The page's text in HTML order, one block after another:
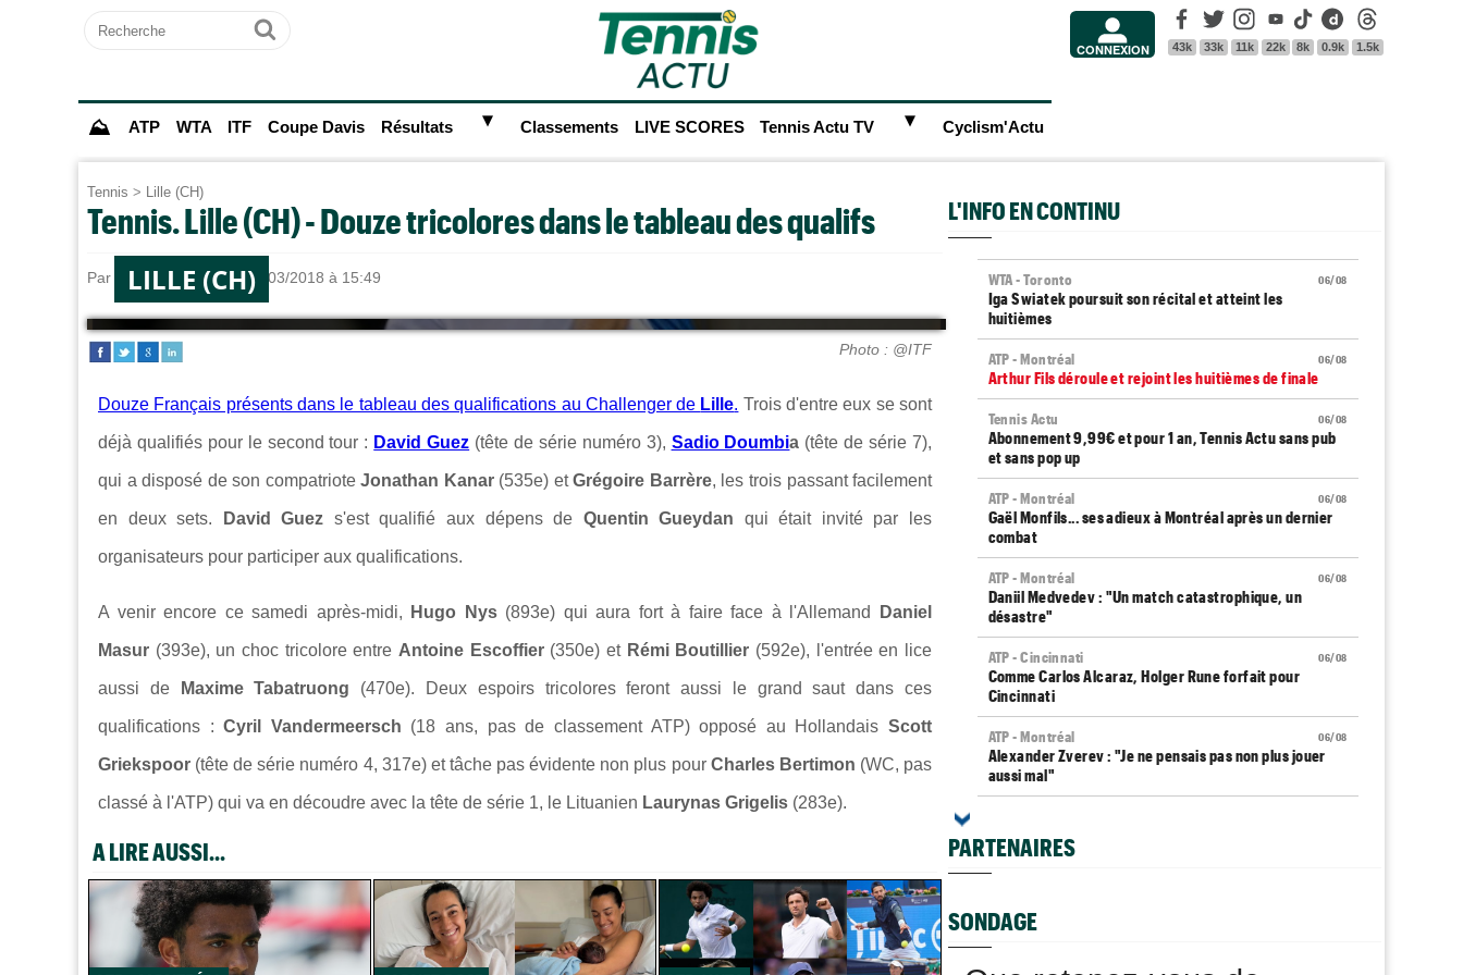
Recherche
Ok CONNEXION
Facebook
43k
Twitter
33k
Instagram
11k
Youtube
22k
Tik Tok
8k
Dailymotion
0.9k 1.5k
⛰ ATP WTA ITF Coupe Davis Résultats ► Classements LIVE SCORES Tennis Actu TV ► Cyclism'Actu
Tennis > Lille (CH)
Tennis. Lille (CH) - Douze tricolores dans le tableau des qualifs
Par Dimitri FORTINle 17/03/2018 à 15:49
LILLE (CH)
Photo : @ITF
Douze Français présents dans le tableau des qualifications au Challenger de Lille. Trois d'entre eux se sont
déjà qualifiés pour le second tour : David Guez (tête de série numéro 3), Sadio Doumbia (tête de série 7),
qui a disposé de son compatrioteJonathan Kanar(535e) etGrégoire Barrère, les trois passant facilement
en deux sets. David Guez s'est qualifié aux dépens de Quentin Gueydan qui était invité par les
organisateurs pour participer aux qualifications.
A venir encore ce samedi après-midi, Hugo Nys (893e) qui aura fort à faire face à l'Allemand Daniel
Masur (393e), un choc tricolore entre Antoine Escoffier (350e) et Rémi Boutillier (592e), l'entrée en lice
aussi de Maxime Tabatruong (470e). Deux espoirs tricolores feront aussi le grand saut dans ces
qualifications :Cyril Vandermeersch (18 ans, pas de classement ATP) opposé au HollandaisScott
Griekspoor (tête de série numéro 4, 317e) et tâche pas évidente non plus pour Charles Bertimon (WC, pas
classé à l'ATP) qui va en découdre avec la tête de série 1, le Lituanien Laurynas Grigelis (283e).
A LIRE AUSSI...
L'INFO EN CONTINU
06/08
WTA - Toronto
Iga Swiatek poursuit son récital et atteint les
huitièmes
06/08
ATP - Montréal
Arthur Fils déroule et rejoint les huitièmes de finale
06/08
Tennis Actu
Abonnement 9,99€ et pour 1 an, Tennis Actu sans pub
et sans pop up
06/08
ATP - Montréal
Gaël Monfils... ses adieux à Montréal après un dernier
combat
06/08
ATP - Montréal
Daniil Medvedev : "Un match catastrophique, un
désastre"
06/08
ATP - Cincinnati
Comme Carlos Alcaraz, Holger Rune forfait pour
Cincinnati
06/08
ATP - Montréal
Alexander Zverev : "Je ne pensais pas non plus jouer
aussi mal"
mais..."
Auger-Aliassime, forfait : "Une douleur au niveau du
dos"
PARTENAIRES
SONDAGE